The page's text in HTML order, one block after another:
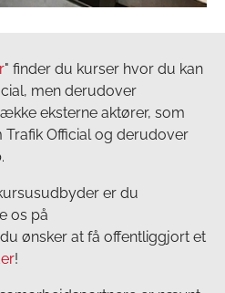
" finder du kurser hvor du kan
men derudover
eksterne aktører, som
Official og derudover
er du
os på
ønsker at få offentliggjort et
!